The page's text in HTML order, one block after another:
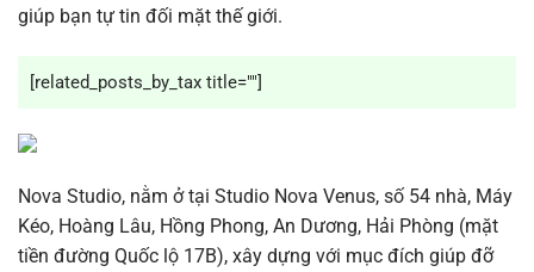
giúp bạn tự tin đối mặt thế giới.
[related_posts_by_tax title=""]
Nova Studio, nằm ở tại Studio Nova Venus, số 54 nhà, Máy
Kéo, Hoàng Lâu, Hồng Phong, An Dương, Hải Phòng (mặt
tiền đường Quốc lộ 17B), xây dựng với mục đích giúp đỡ